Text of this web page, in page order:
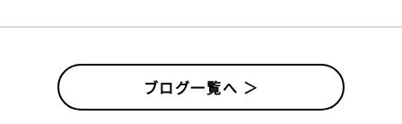
ブログ一覧へ ＞